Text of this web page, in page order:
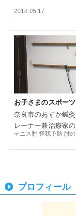
2018.05.17
お子さまのスポー
奈良市のあすか鍼
レーナー兼治療家
テニス肘 怪我予防 肘
プロフィール